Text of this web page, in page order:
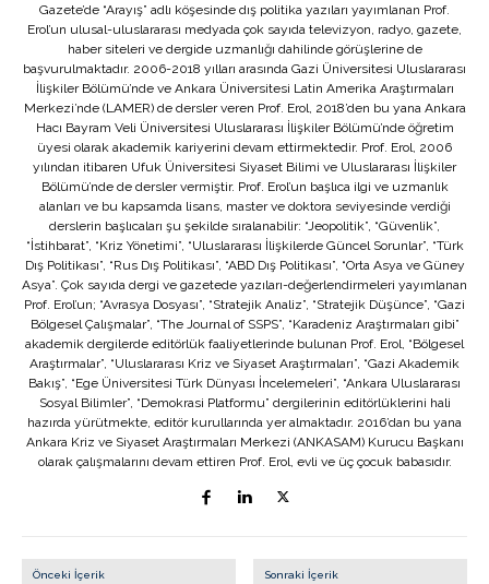
Gazete’de “Arayış” adlı köşesinde dış politika yazıları yayımlanan Prof.
Erol’un ulusal-uluslararası medyada çok sayıda televizyon, radyo, gazete,
haber siteleri ve dergide uzmanlığı dahilinde görüşlerine de
başvurulmaktadır. 2006-2018 yılları arasında Gazi Üniversitesi Uluslararası
İlişkiler Bölümü’nde ve Ankara Üniversitesi Latin Amerika Araştırmaları
Merkezi’nde (LAMER) de dersler veren Prof. Erol, 2018’den bu yana Ankara
Hacı Bayram Veli Üniversitesi Uluslararası İlişkiler Bölümü’nde öğretim
üyesi olarak akademik kariyerini devam ettirmektedir. Prof. Erol, 2006
yılından itibaren Ufuk Üniversitesi Siyaset Bilimi ve Uluslararası İlişkiler
Bölümü’nde de dersler vermiştir. Prof. Erol’un başlıca ilgi ve uzmanlık
alanları ve bu kapsamda lisans, master ve doktora seviyesinde verdiği
derslerin başlıcaları şu şekilde sıralanabilir: “Jeopolitik”, “Güvenlik”,
“İstihbarat”, “Kriz Yönetimi”, “Uluslararası İlişkilerde Güncel Sorunlar”, “Türk
Dış Politikası”, “Rus Dış Politikası”, “ABD Dış Politikası”, “Orta Asya ve Güney
Asya”. Çok sayıda dergi ve gazetede yazıları-değerlendirmeleri yayımlanan
Prof. Erol’un; “Avrasya Dosyası”, “Stratejik Analiz”, “Stratejik Düşünce”, “Gazi
Bölgesel Çalışmalar”, “The Journal of SSPS”, “Karadeniz Araştırmaları gibi”
akademik dergilerde editörlük faaliyetlerinde bulunan Prof. Erol, “Bölgesel
Araştırmalar”, “Uluslararası Kriz ve Siyaset Araştırmaları”, “Gazi Akademik
Bakış”, “Ege Üniversitesi Türk Dünyası İncelemeleri”, “Ankara Uluslararası
Sosyal Bilimler”, “Demokrasi Platformu” dergilerinin editörlüklerini hali
hazırda yürütmekte, editör kurullarında yer almaktadır. 2016’dan bu yana
Ankara Kriz ve Siyaset Araştırmaları Merkezi (ANKASAM) Kurucu Başkanı
olarak çalışmalarını devam ettiren Prof. Erol, evli ve üç çocuk babasıdır.
Önceki İçerik Sonraki İçerik